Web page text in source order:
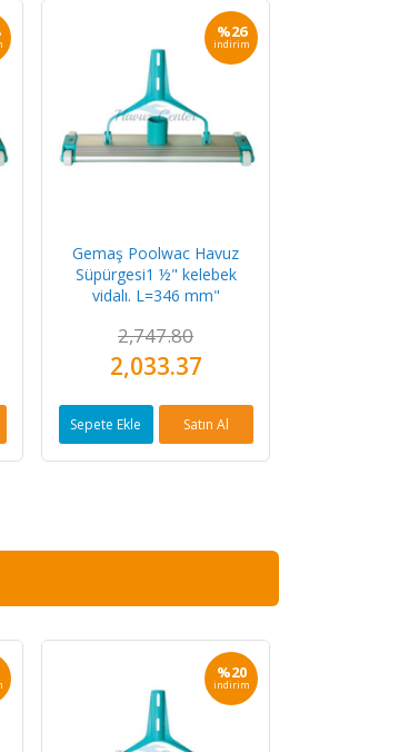
%26
indirim
Gemaş Poolwac Havuz
Süpürgesi1 ½" kelebek
vidalı. L=346 mm"
2,747.80
2,033.37
Sepete Ekle Satın Al
%20
indirim